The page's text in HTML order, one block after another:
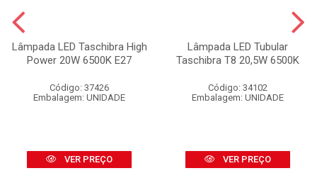
Lâmpada LED Taschibra High
Power 20W 6500K E27
Código: 37426
Embalagem: UNIDADE
VER PREÇO
Lâmpada LED Tubular
Taschibra T8 20,5W 6500K
Código: 34102
Embalagem: UNIDADE
VER PREÇO